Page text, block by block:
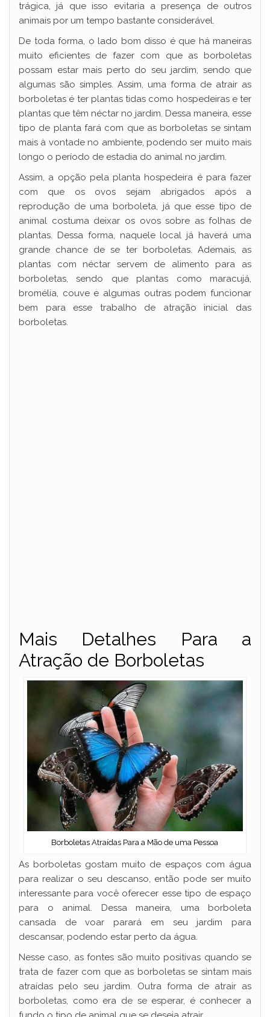
trágica, já que isso evitaria a presença de outros
animais por um tempo bastante considerável.
De toda forma, o lado bom disso é que há maneiras
muito eficientes de fazer com que as borboletas
possam estar mais perto do seu jardim, sendo que
algumas são simples. Assim, uma forma de atrair as
borboletas é ter plantas tidas como hospedeiras e ter
plantas que têm néctar no jardim. Dessa maneira, esse
tipo de planta fará com que as borboletas se sintam
mais à vontade no ambiente, podendo ser muito mais
longo o período de estadia do animal no jardim.
Assim, a opção pela planta hospedeira é para fazer
com que os ovos sejam abrigados após a
reprodução de uma borboleta, já que esse tipo de
animal costuma deixar os ovos sobre as folhas de
plantas. Dessa forma, naquele local já haverá uma
grande chance de se ter borboletas. Ademais, as
plantas com néctar servem de alimento para as
borboletas, sendo que plantas como maracujá,
bromélia, couve e algumas outras podem funcionar
bem para esse trabalho de atração inicial das
borboletas.
Mais Detalhes Para a
Atração de Borboletas
Borboletas Atraídas Para a Mão de uma Pessoa
As borboletas gostam muito de espaços com água
para realizar o seu descanso, então pode ser muito
interessante para você oferecer esse tipo de espaço
para o animal. Dessa maneira, uma borboleta
cansada de voar parará em seu jardim para
descansar, podendo estar perto da água.
Nesse caso, as fontes são muito positivas quando se
trata de fazer com que as borboletas se sintam mais
atraídas pelo seu jardim. Outra forma de atrair as
borboletas, como era de se esperar, é conhecer a